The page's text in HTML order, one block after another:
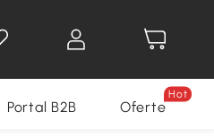
Decoratiuni Sarbatori
Portal B2B Oferte
Hot